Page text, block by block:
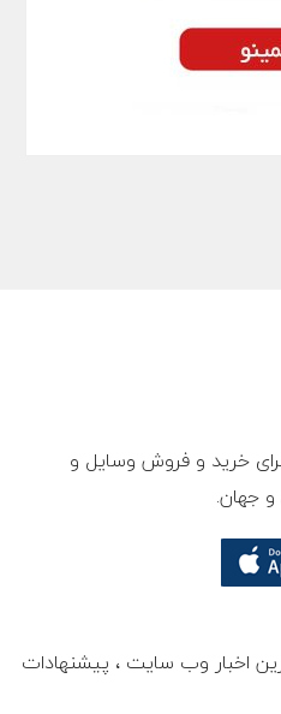
خرید و فروش وسایل و
جهان.
اخبار وب سایت ، پیشنهادات